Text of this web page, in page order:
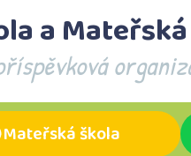
a
Mateřská škola